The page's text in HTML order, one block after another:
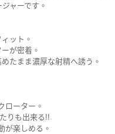
ャーです。
ット。
が密着。
たまま濃厚な射精へ誘う。
ローター。
りも出来る!!
が楽しめる。